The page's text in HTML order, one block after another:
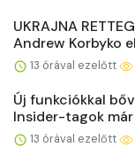
UKRAJNA
Andrew Korbyko
13 órával ezelőtt
Új funkciókkal
Insider-tagok
13 órával ezelőtt